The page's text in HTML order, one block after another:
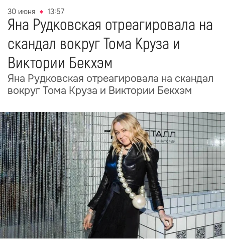
30 июня 13:57
Яна Рудковская отреагировала на
скандал вокруг Тома Круза и
Виктории Бекхэм
Яна Рудковская отреагировала на скандал
вокруг Тома Круза и Виктории Бекхэм